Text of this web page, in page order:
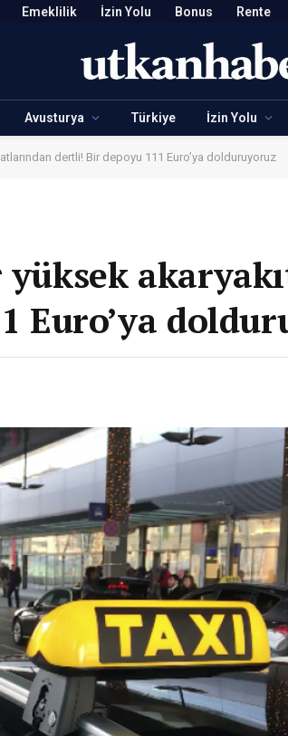
Emeklilik İzin Yolu Bonus Rente
Avusturya Türkiye İzin Yolu
dertli! Bir depoyu 111 Euro’ya dolduruyoruz
Euro’ya